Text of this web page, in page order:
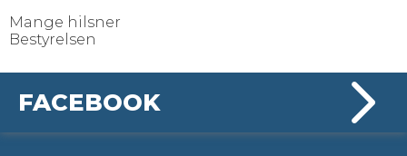
Mange hilsner
Bestyrelsen
FACEBOOK